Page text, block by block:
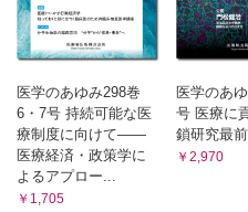
医学のあゆみ298巻
6・7号 持続可能な医
療制度に向けて――
医療経済・政策学に
よるアプロー...
￥1,705
医学のあ
号 医療に
鎖研究最
￥2,970